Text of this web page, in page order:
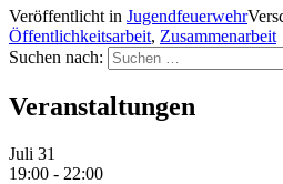
Veröffentlicht in Jugendfeuerwehr
Öffentlichkeitsarbeit, Zusammenarbeit
Suchen nach:
Veranstaltungen
Juli 31
19:00 - 22:00